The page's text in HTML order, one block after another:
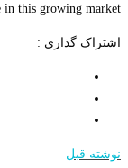
in this growing market.
اشتراک گذاری :
نوشته قبل